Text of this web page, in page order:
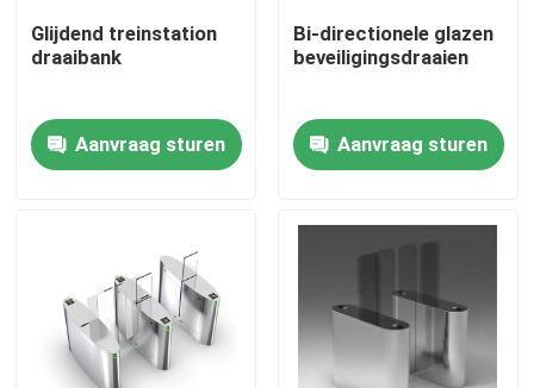
Kwaliteitscontrole
nieuws
Vraag een offerte aan
Elektronische Turnstile Poorten
Glijdend treinstation
draaibank
Aanvraag sturen
Bi-directionele glazen
beveiligingsdraaien
Aanvraag sturen